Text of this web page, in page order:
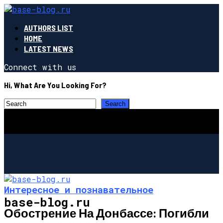
AUTHORS LIST
HOME
LATEST NEWS
Connect with us
Hi, What Are You Looking For?
base-blog.ru
Интересное и познавательное
Обострение На Донбассе: Погибли